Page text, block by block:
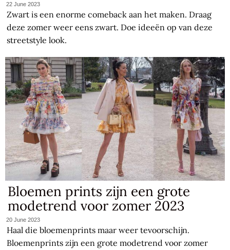
22 June 2023
Zwart is een enorme comeback aan het maken. Draag
deze zomer weer eens zwart. Doe ideeën op van deze
streetstyle look.
Bloemen prints zijn een grote
modetrend voor zomer 2023
20 June 2023
Haal die bloemenprints maar weer tevoorschijn.
Bloemenprints zijn een grote modetrend voor zomer